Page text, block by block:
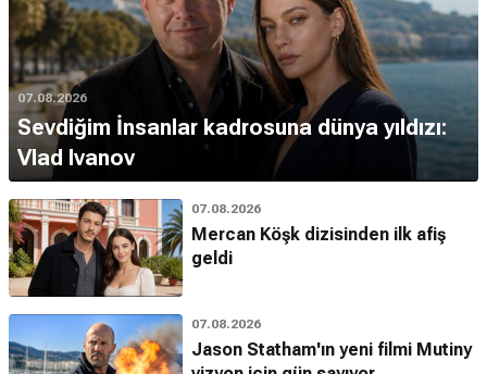
07.08.2026
Sevdiğim İnsanlar kadrosuna dünya yıldızı:
Vlad Ivanov
07.08.2026
Mercan Köşk dizisinden ilk afiş
geldi
07.08.2026
Jason Statham'ın yeni filmi Mutiny